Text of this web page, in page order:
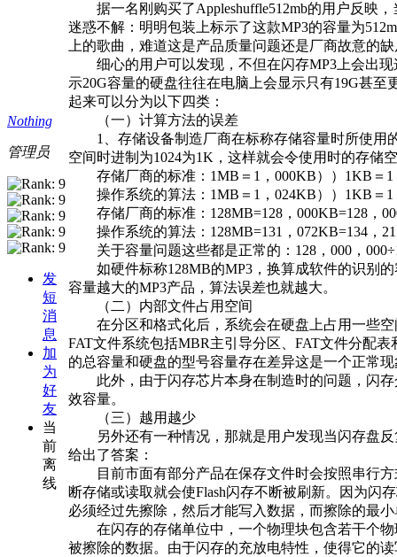
Nothing
管理员
发
短
消
息
加
为
好
友
当
前
离
线
据一名刚购买了Appleshuffle512mb的用户反映，
迷惑不解：明明包装上标示了这款MP3的容量为
上的歌曲，难道这是产品质量问题还是厂商故意的
细心的用户可以发现，不但在闪存MP3上会出现
示20G容量的硬盘往往在电脑上会显示只有19G甚
起来可以分为以下四类：
（一）计算方法的误差
1、存储设备制造厂商在标称存储容量时所使用
空间时进制为1024为1K，这样就会令使用时的存储
存储厂商的标准：1MB＝1，000KB））1KB＝1
操作系统的算法：1MB＝1，024KB））1KB＝1
存储厂商的标准：128MB=128，000KB=128，
操作系统的算法：128MB=131，072KB=134，
关于容量问题这些都是正常的：128，000，
如硬件标称128MB的MP3，换算成软件的识别的
容量越大的MP3产品，算法误差也就越大。
（二）内部文件占用空间
在分区和格式化后，系统会在硬盘上占用一些空
FAT文件系统包括MBR主引导分区、FAT文件分配
的总容量和硬盘的型号容量存在差异这是一个正常
此外，由于闪存芯片本身在制造时的问题，闪存
效容量。
（三）越用越少
另外还有一种情况，那就是用户发现当闪存盘反
给出了答案：
目前市面有部分产品在保存文件时会按照串行方
断存储或读取就会使Flash闪存不断被刷新。因为闪
必须经过先擦除，然后才能写入数据，而擦除的最
在闪存的存储单位中，一个物理块包含若干个物
被擦除的数据。由于闪存的充放电特性，使得它的